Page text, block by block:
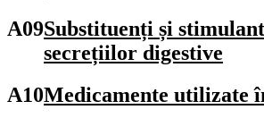
A09Substituenți și
secrețiilor digestive
A10Medicamente utilizate